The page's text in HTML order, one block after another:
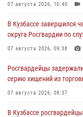
07 августа 2026, 10:40
В Кузбассе завершился
округа Росгвардии по
07 августа 2026, 09:38
Росгвардейцы
серию хищений из
07 августа 2026, 08:37
В Кузбассе